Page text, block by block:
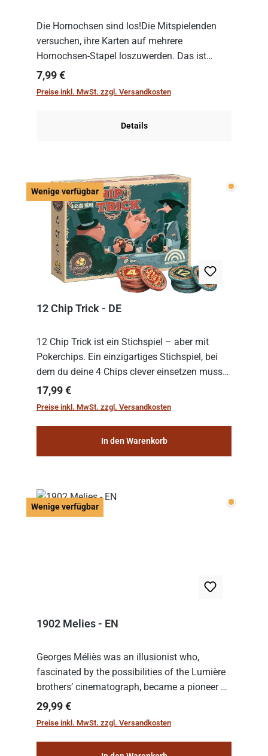
Die Hornochsen sind los!Die Mitspielenden
versuchen, ihre Karten auf mehrere
Hornochsen-Stapel loszuwerden. Das ist
kniffliger als gedacht, denn die Differenz
zwischen ausgespielter Karte und der
Regulärer Preis:
7,99 €
Preise inkl. MwSt. zzgl. Versandkosten
Details
Wenige verfügbar Wenige
12 Chip Trick - DE
12 Chip Trick ist ein Stichspiel – aber mit
Pokerchips. Ein einzigartiges Stichspiel, bei
dem du deine 4 Chips clever einsetzen musst.
Wer die Chips mit dem höchsten Gesamtwert
hat, gewinnt die Runde. Aber Vorsicht: D...
Regulärer Preis:
17,99 €
Preise inkl. MwSt. zzgl. Versandkosten
In den Warenkorb
Wenige verfügbar Wenige
1902 Melies - EN
Georges Méliès was an illusionist who,
fascinated by the possibilities of the Lumière
brothers’ cinematograph, became a pioneer of
cinema. In 1902, he filmed his most famous
work: “Le Voyage dans la Lune” (“A Trip to...
Regulärer Preis:
29,99 €
Preise inkl. MwSt. zzgl. Versandkosten